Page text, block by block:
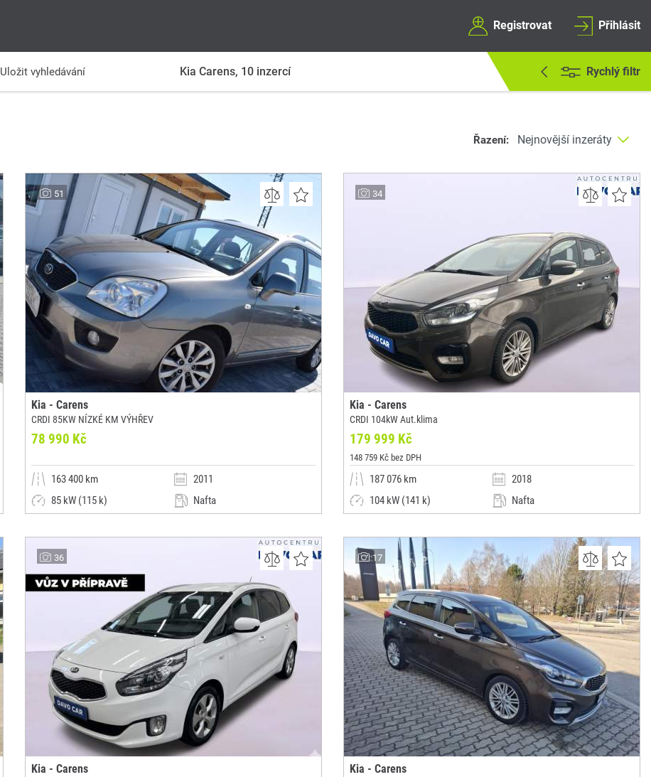
Registrovat Přihlásit
Uložit vyhledávání Kia Carens, 10 inzercí Rychlý filtr
Řazení:
51
Kia - Carens
CRDI 85KW NÍZKÉ KM VÝHŘEV
78 990 Kč
163 400 km
2011
85 kW (115 k)
Nafta
Moravské Budějovice
(0x)
34
Kia - Carens
CRDI 104kW Aut.klima
179 999 Kč
148 759 Kč bez DPH
187 076 km
2018
104 kW (141 k)
Nafta
AUTOCENTRUM DAVO CAR
Olbramovice u Votic
(0x)
36
Kia - Carens
17
Kia - Carens